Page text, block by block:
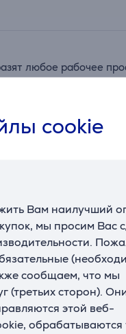
cookie
Вам наилучший
мы просим Вас
сообщаем, что мы
(третьих сторон).
этой веб-
обрабатываются
любое рабочее
пластика, что
не
жизни,